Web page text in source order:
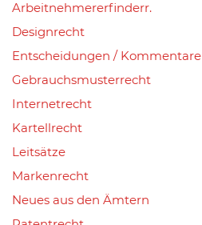
Arbeitnehmererfinderr.
Designrecht
Entscheidungen / Kommentare
Gebrauchsmusterrecht
Internetrecht
Kartellrecht
Leitsätze
Markenrecht
Neues aus den Ämtern